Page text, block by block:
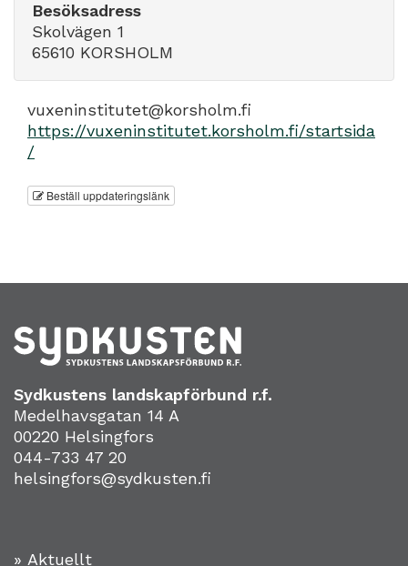
Besöksadress
Skolvägen 1
65610 KORSHOLM
vuxeninstitutet@korsholm.fi
https://vuxeninstitutet.korsholm.fi/startsida
/
Beställ uppdateringslänk
Sydkustens landskapförbund r.f.
Medelhavsgatan 14 A
00220 Helsingfors
044-733 47 20
helsingfors@sydkusten.fi
» Aktuellt